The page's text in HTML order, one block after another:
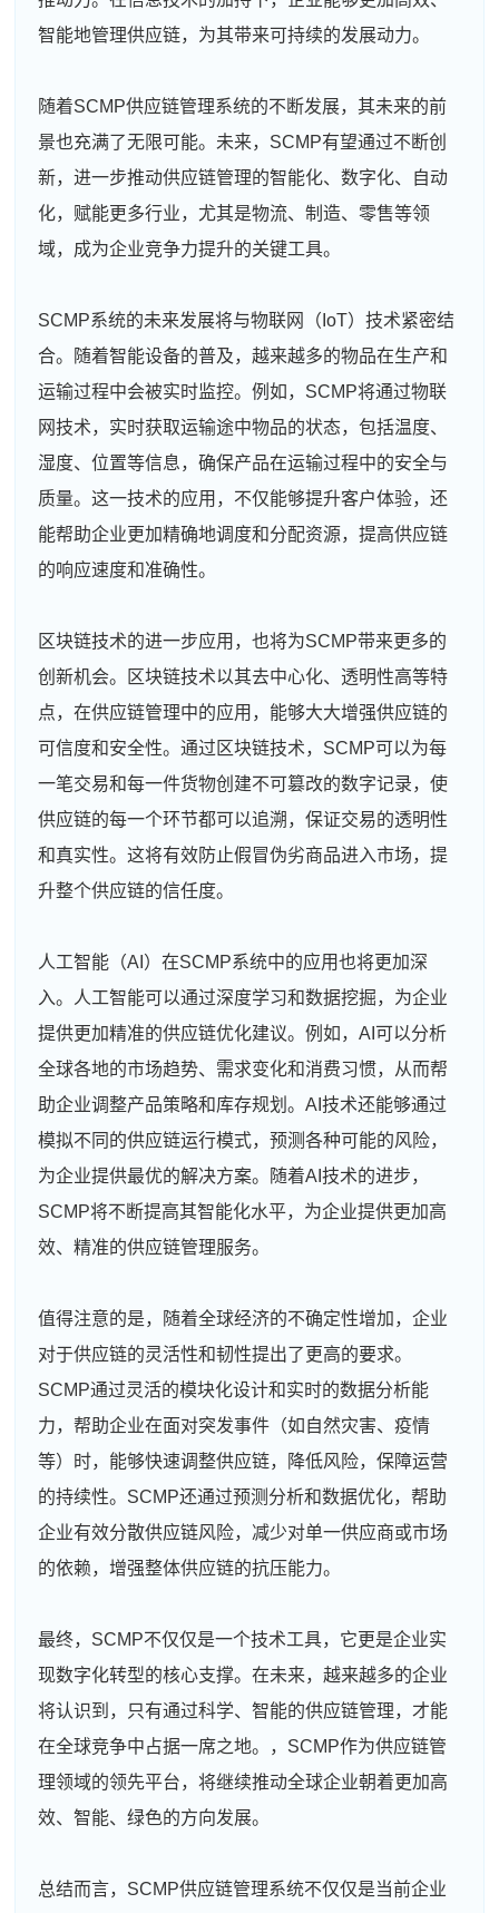
智能地管理供应链，为其带来可持续的发展动力。
随着SCMP供应链管理系统的不断发展，其未来的前
景也充满了无限可能。未来，SCMP有望通过不断创
新，进一步推动供应链管理的智能化、数字化、自动
化，赋能更多行业，尤其是物流、制造、零售等领
域，成为企业竞争力提升的关键工具。
SCMP系统的未来发展将与物联网（IoT）技术紧密结
合。随着智能设备的普及，越来越多的物品在生产和
运输过程中会被实时监控。例如，SCMP将通过物联
网技术，实时获取运输途中物品的状态，包括温度、
湿度、位置等信息，确保产品在运输过程中的安全与
质量。这一技术的应用，不仅能够提升客户体验，还
能帮助企业更加精确地调度和分配资源，提高供应链
的响应速度和准确性。
区块链技术的进一步应用，也将为SCMP带来更多的
创新机会。区块链技术以其去中心化、透明性高等特
点，在供应链管理中的应用，能够大大增强供应链的
可信度和安全性。通过区块链技术，SCMP可以为每
一笔交易和每一件货物创建不可篡改的数字记录，使
供应链的每一个环节都可以追溯，保证交易的透明性
和真实性。这将有效防止假冒伪劣商品进入市场，提
升整个供应链的信任度。
人工智能（AI）在SCMP系统中的应用也将更加深
入。人工智能可以通过深度学习和数据挖掘，为企业
提供更加精准的供应链优化建议。例如，AI可以分析
全球各地的市场趋势、需求变化和消费习惯，从而帮
助企业调整产品策略和库存规划。AI技术还能够通过
模拟不同的供应链运行模式，预测各种可能的风险，
为企业提供最优的解决方案。随着AI技术的进步，
SCMP将不断提高其智能化水平，为企业提供更加高
效、精准的供应链管理服务。
值得注意的是，随着全球经济的不确定性增加，企业
对于供应链的灵活性和韧性提出了更高的要求。
SCMP通过灵活的模块化设计和实时的数据分析能
力，帮助企业在面对突发事件（如自然灾害、疫情
等）时，能够快速调整供应链，降低风险，保障运营
的持续性。SCMP还通过预测分析和数据优化，帮助
企业有效分散供应链风险，减少对单一供应商或市场
的依赖，增强整体供应链的抗压能力。
最终，SCMP不仅仅是一个技术工具，它更是企业实
现数字化转型的核心支撑。在未来，越来越多的企业
将认识到，只有通过科学、智能的供应链管理，才能
在全球竞争中占据一席之地。，SCMP作为供应链管
理领域的领先平台，将继续推动全球企业朝着更加高
效、智能、绿色的方向发展。
总结而言，SCMP供应链管理系统不仅仅是当前企业